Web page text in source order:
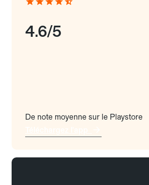
4.6/5
De note moyenne sur le Playstore